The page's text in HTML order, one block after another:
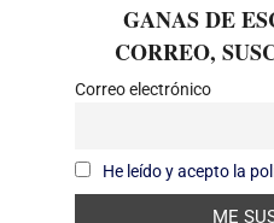
GANAS DE
CORREO,
Correo electrónico
He leído y acepto la